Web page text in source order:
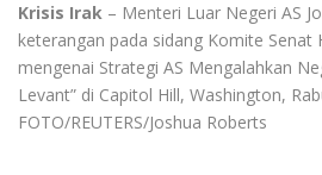
Krisis Irak – Menteri Luar Negeri AS
keterangan pada sidang Komite Senat
mengenai Strategi AS Mengalahkan
Levant” di Capitol Hill, Washington,
FOTO/REUTERS/Joshua Roberts